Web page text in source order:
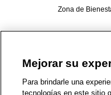
Zona de
Mejorar su
Para brindarle una
tecnologías en este sitio